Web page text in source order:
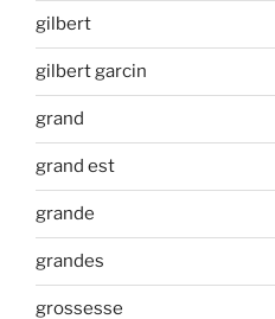
gilbert
gilbert garcin
grand
grand est
grande
grandes
grossesse